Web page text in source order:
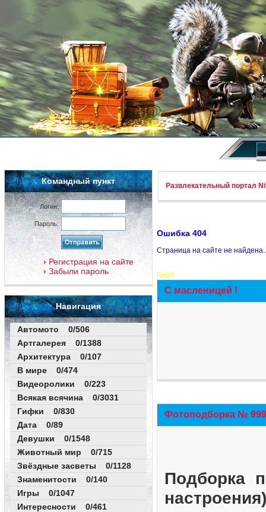
Командный пункт
Логин:
Пароль:
Регистрация на сайте
Забыли пароль
Навигация
Автомото 0/506
Артгалерея 0/1388
Архитектура 0/107
В мире 0/474
Видеоролики 0/223
Всякая всячина 0/3031
Гифки 0/830
Дата 0/89
Девушки 0/1548
Животный мир 0/715
Звёздные засветы 0/1128
Знаменитости 0/140
Игры 0/1047
Интересности 0/461
Развлекательный портал
Ошибка 404
Страница на сайте не
New!
С масленицей !
Фотоподборка №
Подборка